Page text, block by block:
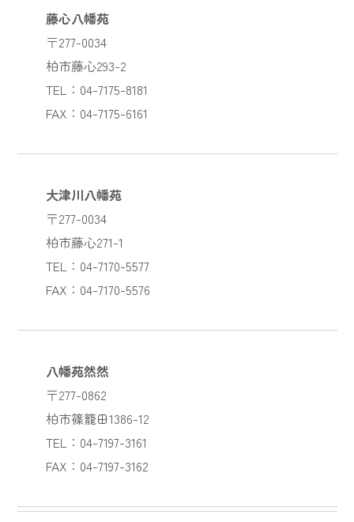
藤心八幡苑
〒277-0034
柏市藤心293-2
TEL：04-7175-8181
FAX：04-7175-6161
大津川八幡苑
〒277-0034
柏市藤心271-1
TEL：04-7170-5577
FAX：04-7170-5576
八幡苑然然
〒277-0862
柏市篠籠田1386-12
TEL：04-7197-3161
FAX：04-7197-3162